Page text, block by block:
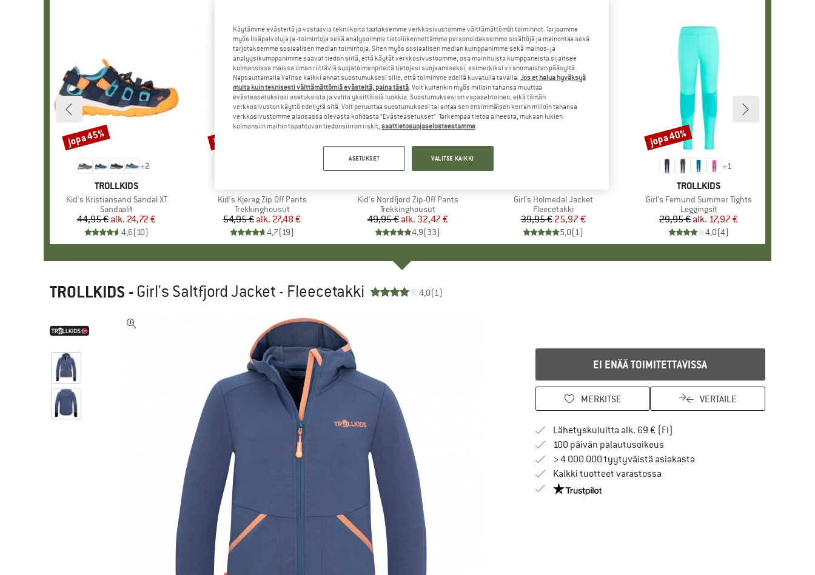
+2
MERKKI
TROLLKIDS
Tuote
Kid's Kristiansand Sandal XT
Tuoteryhmä
Sandaalit
Hinta
44,95 € Alennettu hinta
alk. 24,72 €
4,6(10)
Alennus
jopa 45%
Tuote
Kid's Kjerag Zip Off Pants
Tuoteryhmä
Trekkinghousut
Hinta
54,95 € Alennettu hinta
alk. 27,48 €
4,7(19)
Alennus
jopa 50%
Tuote
Kid's Nordfjord Zip-Off Pants
Tuoteryhmä
Trekkinghousut
Hinta
49,95 € Alennettu hinta
alk. 32,47 €
4,9(33)
Tuote
Girl's Holmedal Jacket
Tuoteryhmä
Fleecetakki
Hinta
39,95 € Alennettu hinta
25,97 €
5,0(1)
+1
MERKKI
TROLLKIDS
Tuote
Girl's Femund Summer Tights
Tuoteryhmä
Leggingsit
Hinta
29,95 € Alennettu hinta
alk. 17,97 €
4,0(4)
Alennus
jopa 40%
TROLLKIDS - Girl's Saltfjord Jacket - Fleecetakki 4,0(1)
EI ENÄÄ TOIMITETTAVISSA
MERKITSE VERTAILE
Lähetyskuluitta alk. 69 € (FI)
100 päivän palautusoikeusSiirry palautusoikeuteen täältä
> 4 000 000 tyytyväistä asiakasta
Kaikki tuotteet varastossa
Meillä on Trustpilot -sertifiointi - lue lisää tästä!
Käytämme evästeitä ja vastaavia tekniikoita taataksemme verkkosivustomme välttämättömät toiminnot. Tarjoamme
myös lisäpalveluja ja -toimintoja sekä analysoimme tietoliikennettämme personoidaksemme sisältöjä ja mainontaa sekä
tarjotaksemme sosiaalisen median toimintoja. Siten myös sosiaalisen median kumppanimme sekä mainos- ja
analyysikumppanimme saavat tiedon siitä, että käytät verkkosivustoamme; osa mainituista kumppaneista sijaitsee
kolmansissa maissa ilman riittäviä suojatoimenpiteitä tietojesi suojaamiseksi, esimerkiksi viranomaisten pääsyltä.
Napsauttamalla Valitse kaikki annat suostumuksesi sille, että toimimme edellä kuvatulla tavalla. Jos et halua hyväksyä
muita kuin teknisesti välttämättömiä evästeitä, paina tästä. Voit kuitenkin myös milloin tahansa muuttaa
evästeasetuksiasi asetuksista ja valita yksittäisiä luokkia. Suostumuksesi on vapaaehtoinen, eikä tämän
verkkosivuston käyttö edellytä sitä. Voit peruuttaa suostumuksesi tai antaa sen ensimmäisen kerran milloin tahansa
verkkosivustomme alaosassa olevasta kohdasta ”Evästeasetukset”. Tarkempaa tietoa aiheesta, mukaan lukien
kolmansiin maihin tapahtuvan tiedonsiirron riskit, saattietosuojaselosteestamme.
ASETUKSET VALITSE KAIKKI